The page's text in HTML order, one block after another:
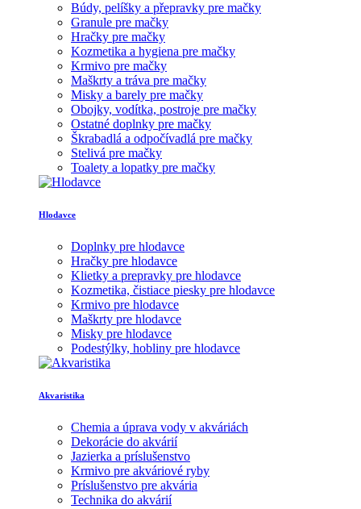
Búdy, pelíšky a přepravky pre mačky
Granule pre mačky
Hračky pre mačky
Kozmetika a hygiena pre mačky
Krmivo pre mačky
Maškrty a tráva pre mačky
Misky a barely pre mačky
Obojky, vodítka, postroje pre mačky
Ostatné doplnky pre mačky
Škrabadlá a odpočívadlá pre mačky
Stelivá pre mačky
Toalety a lopatky pre mačky
Hlodavce
Doplnky pre hlodavce
Hračky pre hlodavce
Klietky a prepravky pre hlodavce
Kozmetika, čistiace piesky pre hlodavce
Krmivo pre hlodavce
Maškrty pre hlodavce
Misky pre hlodavce
Podestýlky, hobliny pre hlodavce
Akvaristika
Chemia a úprava vody v akváriách
Dekorácie do akvárií
Jazierka a príslušenstvo
Krmivo pre akváriové ryby
Príslušenstvo pre akvária
Technika do akvárií